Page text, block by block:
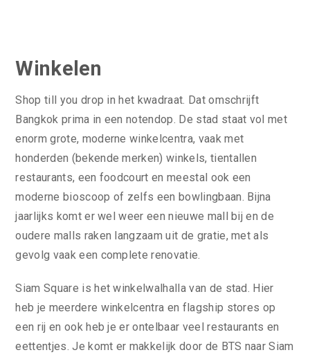
Winkelen
Shop till you drop in het kwadraat. Dat omschrijft
Bangkok prima in een notendop. De stad staat vol met
enorm grote, moderne winkelcentra, vaak met
honderden (bekende merken) winkels, tientallen
restaurants, een foodcourt en meestal ook een
moderne bioscoop of zelfs een bowlingbaan. Bijna
jaarlijks komt er wel weer een nieuwe mall bij en de
oudere malls raken langzaam uit de gratie, met als
gevolg vaak een complete renovatie.
Siam Square is het winkelwalhalla van de stad. Hier
heb je meerdere winkelcentra en flagship stores op
een rij en ook heb je er ontelbaar veel restaurants en
eettentjes. Je komt er makkelijk door de BTS naar Siam